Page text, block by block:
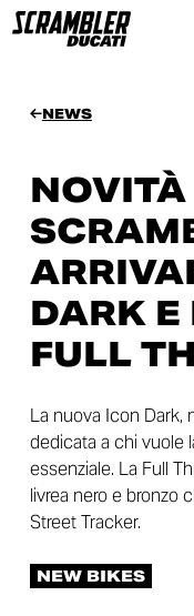
NEWS
NOVITÀ
DARK
FULL
La nuova Icon Dark,
dedicata a chi vuole
essenziale. La Full
livrea nero e bronzo
Street Tracker.
NEW BIKES